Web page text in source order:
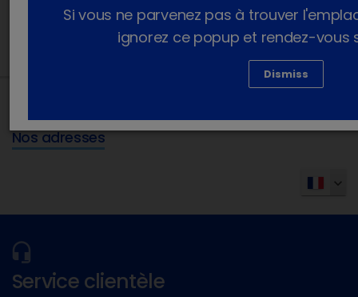
Nos adresses
Service clientèle
Si vous ne parvenez pas à trouver
ignorez ce popup et rendez-vous
Dismiss